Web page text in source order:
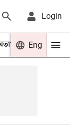
Login
খেলা
Eng